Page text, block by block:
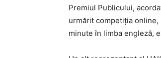
Premiul Publicului,
urmărit competiția
minute în limba engleză,